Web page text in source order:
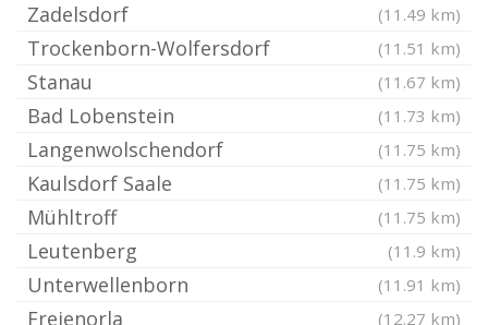
Zadelsdorf (11.49 km)
Trockenborn-Wolfersdorf (11.51 km)
Stanau (11.67 km)
Bad Lobenstein (11.73 km)
Langenwolschendorf (11.75 km)
Kaulsdorf Saale (11.75 km)
Mühltroff (11.75 km)
Leutenberg (11.9 km)
Unterwellenborn (11.91 km)
Freienorla (12.27 km)